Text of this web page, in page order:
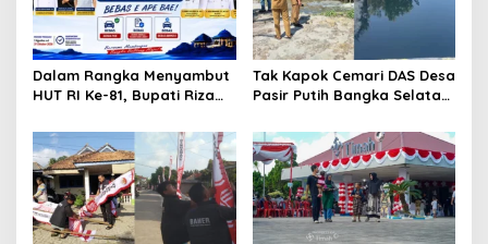
Dalam Rangka Menyambut
HUT RI Ke-81, Bupati Riza
Manfaatkan Program
Pemutihan Pajak
Kendaraan Bermotor
Tak Kapok Cemari DAS Desa
Pasir Putih Bangka Selatan,
diduga Jadi Biang Keladi